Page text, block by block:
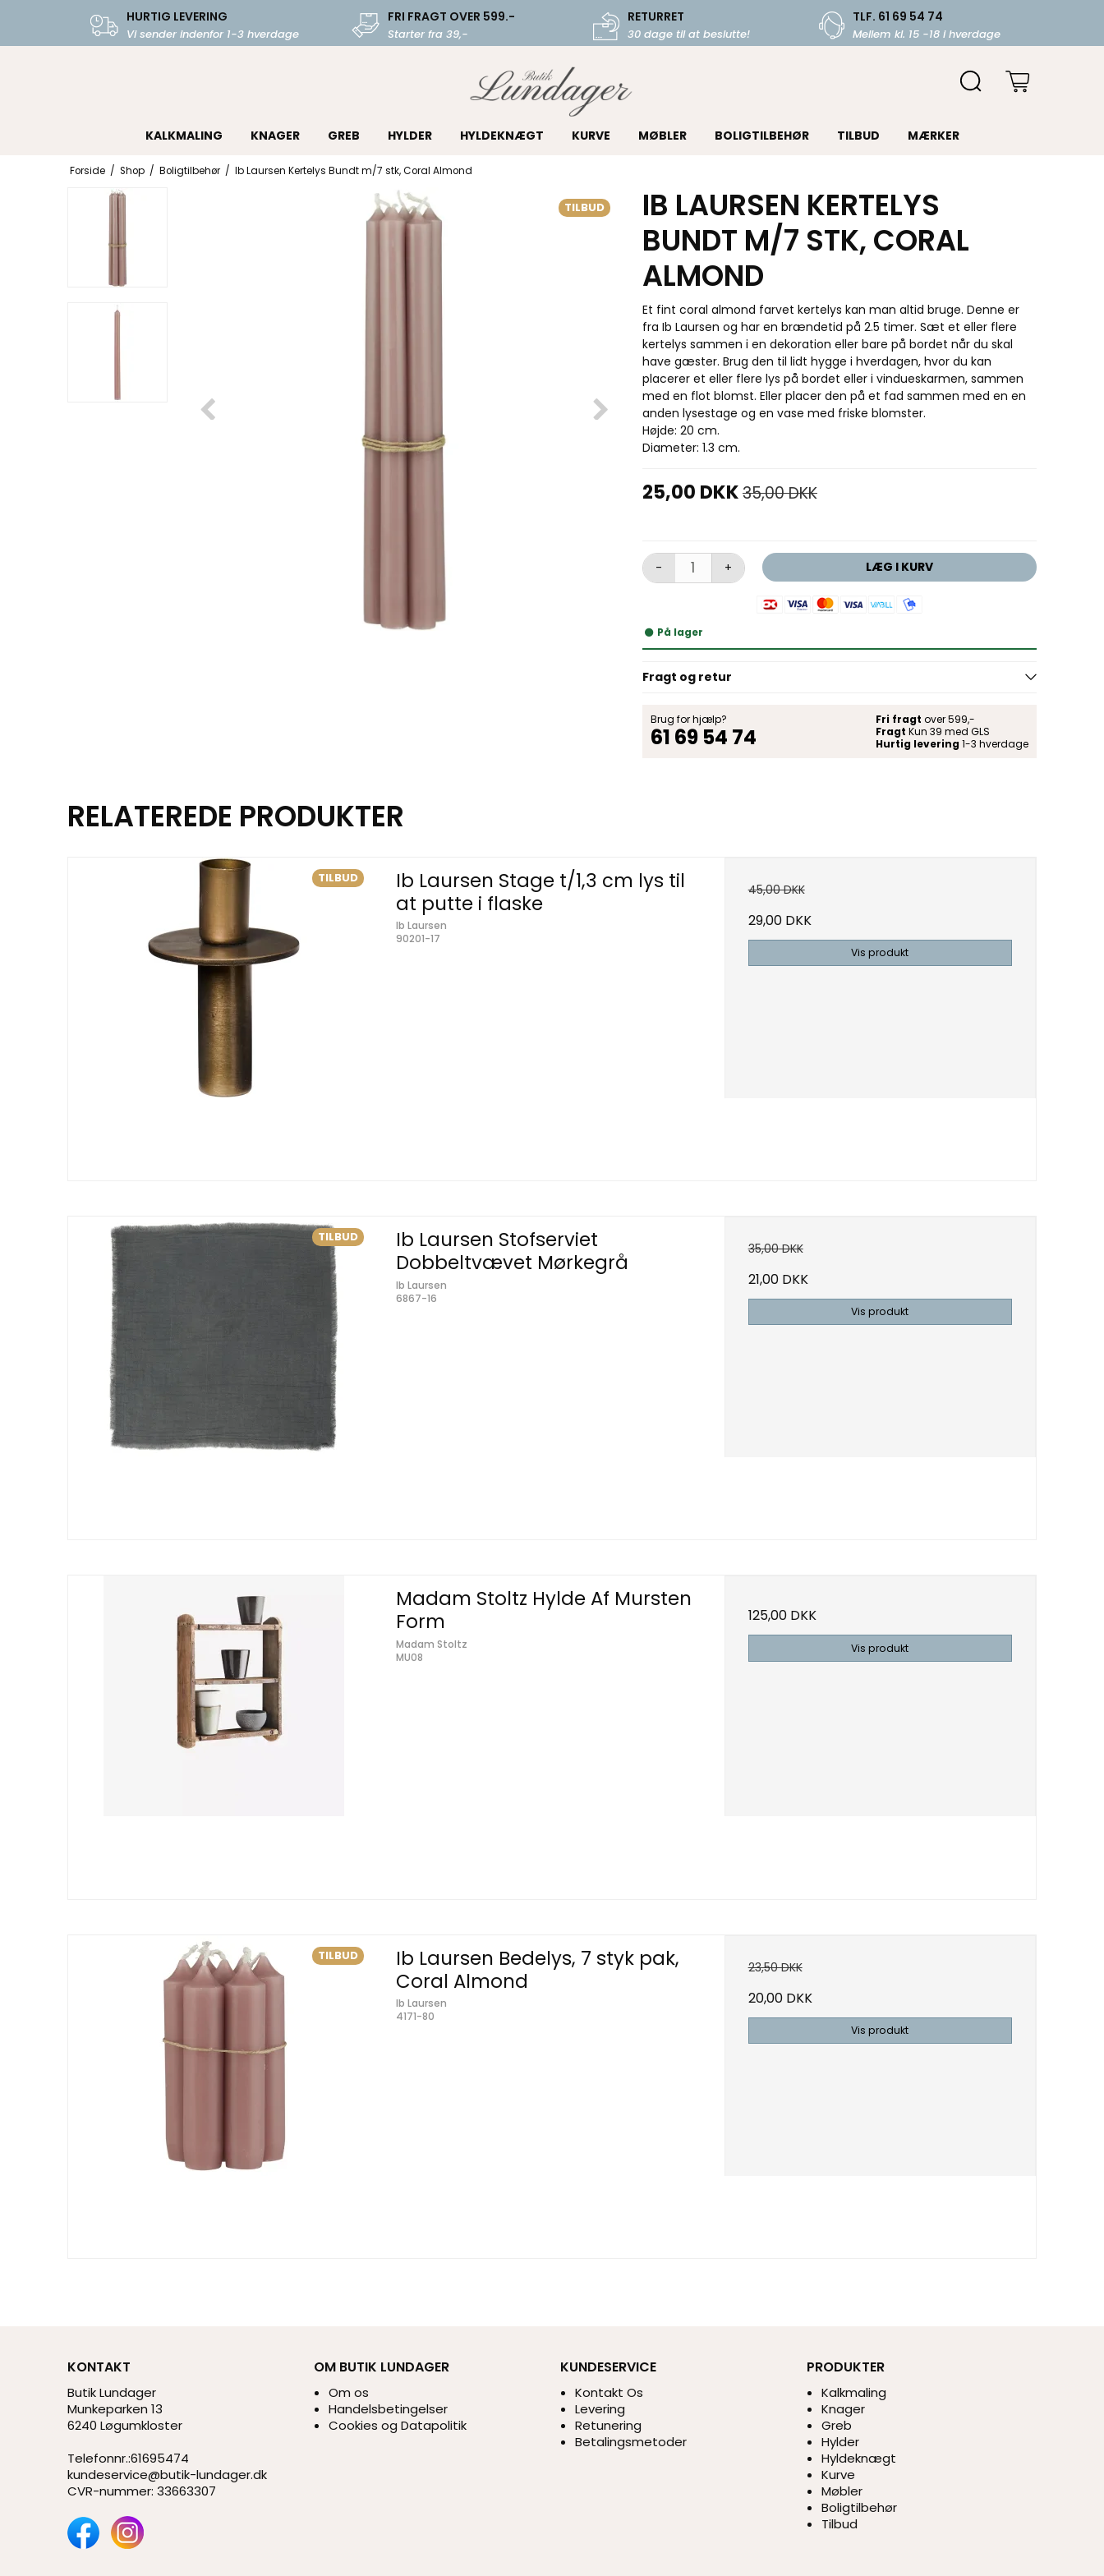
HURTIG LEVERING
Vi sender indenfor 1-3 hverdage
FRI FRAGT OVER 599.-
Starter fra 39,-
RETURRET
30 dage til at beslutte!
TLF. 61 69 54 74
Mellem kl. 15 -18 i hverdage
KALKMALING KNAGER GREB HYLDER HYLDEKNÆGT KURVE MØBLER BOLIGTILBEHØR TILBUD MÆRKER
Forside / Shop / Boligtilbehør / Ib Laursen Kertelys Bundt m/7 stk, Coral Almond
TILBUD
IB LAURSEN KERTELYS
BUNDT M/7 STK, CORAL
ALMOND
Et fint coral almond farvet kertelys kan man altid bruge. Denne er
fra Ib Laursen og har en brændetid på 2.5 timer. Sæt et eller flere
kertelys sammen i en dekoration eller bare på bordet når du skal
have gæster. Brug den til lidt hygge i hverdagen, hvor du kan
placerer et eller flere lys på bordet eller i vindueskarmen, sammen
med en flot blomst. Eller placer den på et fad sammen med en en
anden lysestage og en vase med friske blomster.
Højde: 20 cm.
Diameter: 1.3 cm.
25,00 DKK35,00 DKK
- + LÆG I KURV
På lager
Fragt og retur
Brug for hjælp?
61 69 54 74
Fri fragt over 599,-
Fragt Kun 39 med GLS
Hurtig levering 1-3 hverdage
RELATEREDE PRODUKTER
TILBUD
Ib Laursen Stage t/1,3 cm lys til
at putte i flaske
Ib Laursen
90201-17
45,00 DKK
29,00 DKK
Vis produkt
TILBUD
Ib Laursen Stofserviet
Dobbeltvævet Mørkegrå
Ib Laursen
6867-16
35,00 DKK
21,00 DKK
Vis produkt
Madam Stoltz Hylde Af Mursten
Form
Madam Stoltz
MU08
125,00 DKK
Vis produkt
TILBUD
Ib Laursen Bedelys, 7 styk pak,
Coral Almond
Ib Laursen
4171-80
23,50 DKK
20,00 DKK
Vis produkt
KONTAKT
Butik Lundager
Munkeparken 13
6240 Løgumkloster
Telefonnr.:61695474
kundeservice@butik-lundager.dk
CVR-nummer: 33663307
OM BUTIK LUNDAGER
Om os
Handelsbetingelser
Cookies og Datapolitik
KUNDESERVICE
Kontakt Os
Levering
Retunering
Betalingsmetoder
PRODUKTER
Kalkmaling
Knager
Greb
Hylder
Hyldeknægt
Kurve
Møbler
Boligtilbehør
Tilbud